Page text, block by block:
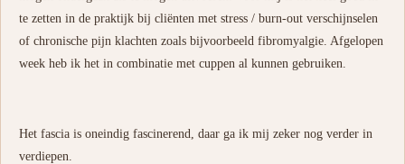
te zetten in de praktijk bij cliënten met stress / burn-out verschijnselen
of chronische pijn klachten zoals bijvoorbeeld fibromyalgie. Afgelopen
week heb ik het in combinatie met cuppen al kunnen gebruiken.
Het fascia is oneindig fascinerend, daar ga ik mij zeker nog verder in
verdiepen.